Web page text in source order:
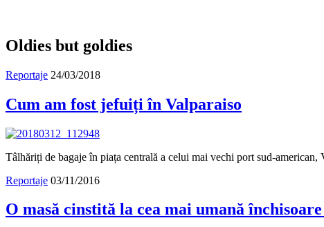
Oldies but goldies
Reportaje 24/03/2018
Cum am fost jefuiți în Valparaiso
Tâlhăriți de bagaje în piața centrală a celui mai vechi port sud-
Reportaje 03/11/2016
O masă cinstită la cea mai umană